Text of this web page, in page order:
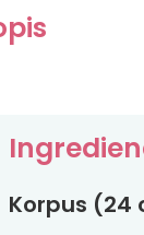
Korpus (24